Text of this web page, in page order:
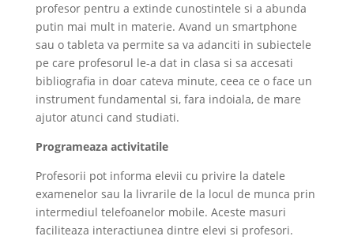
profesor pentru a extinde cunostintele si a abunda
putin mai mult in materie. Avand un smartphone
sau o tableta va permite sa va adanciti in subiectele
pe care profesorul le-a dat in clasa si sa accesati
bibliografia in doar cateva minute, ceea ce o face un
instrument fundamental si, fara indoiala, de mare
ajutor atunci cand studiati.
Programeaza activitatile
Profesorii pot informa elevii cu privire la datele
examenelor sau la livrarile de la locul de munca prin
intermediul telefoanelor mobile. Aceste masuri
faciliteaza interactiunea dintre elevi si profesori.